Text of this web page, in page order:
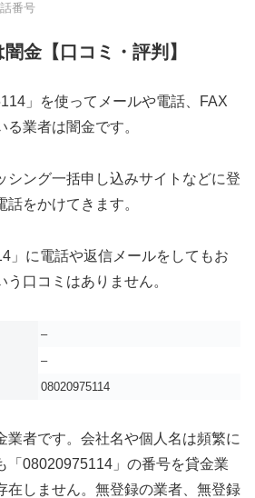
番号
金【口コミ・評判】
」を使ってメールや電話、FAX
業者は闇金です。
シング一括申し込みサイトなどに登
をかけてきます。
」に電話や返信メールをしてもお
口コミはありません。
–
–
08020975114
業者です。会社名や個人名は頻繁に
「08020975114」の番号を貸金業
在しません。無登録の業者、無登録